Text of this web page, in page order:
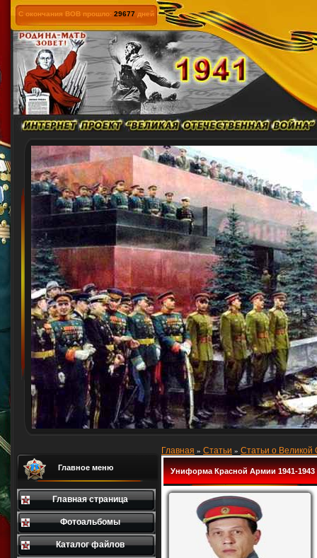
С окончания ВОВ прошло: 29677 дней
Главное меню
Главная страница
Фотоальбомы
Каталог файлов
Главная » Статьи » Статьи о Великой
Униформа Красной Армии 1941-